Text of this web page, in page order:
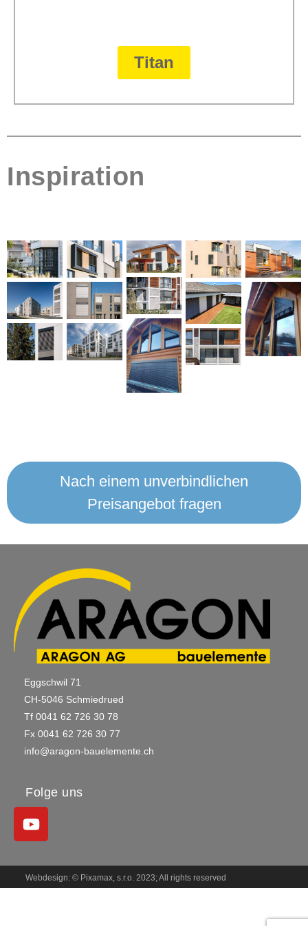
Titan
Inspiration
Nach einem unverbindlichen
Preisangebot fragen
Eggschwil 71
CH-5046 Schmiedrued
Tf 0041 62 726 30 78
Fx 0041 62 726 30 77
info@aragon-bauelemente.ch
Folge uns
Webdesign: © Pixamax, s.r.o. 2023; All rights reserved